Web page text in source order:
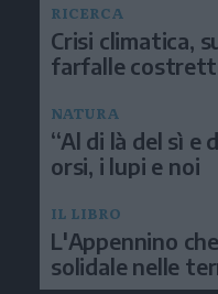
RICERCA
Crisi climatica,
farfalle
NATURA
“Al di là del sì e
orsi, i lupi e noi
IL LIBRO
L'Appennino
solidale nelle